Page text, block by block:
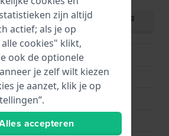
Download handleiding
Miyota
Nee
Analoog
Quartz
zijn altijd
actief; als je op
cookies" klikt,
ook de optionele
je zelf wilt kiezen
je aanzet, klik je op
accepteren